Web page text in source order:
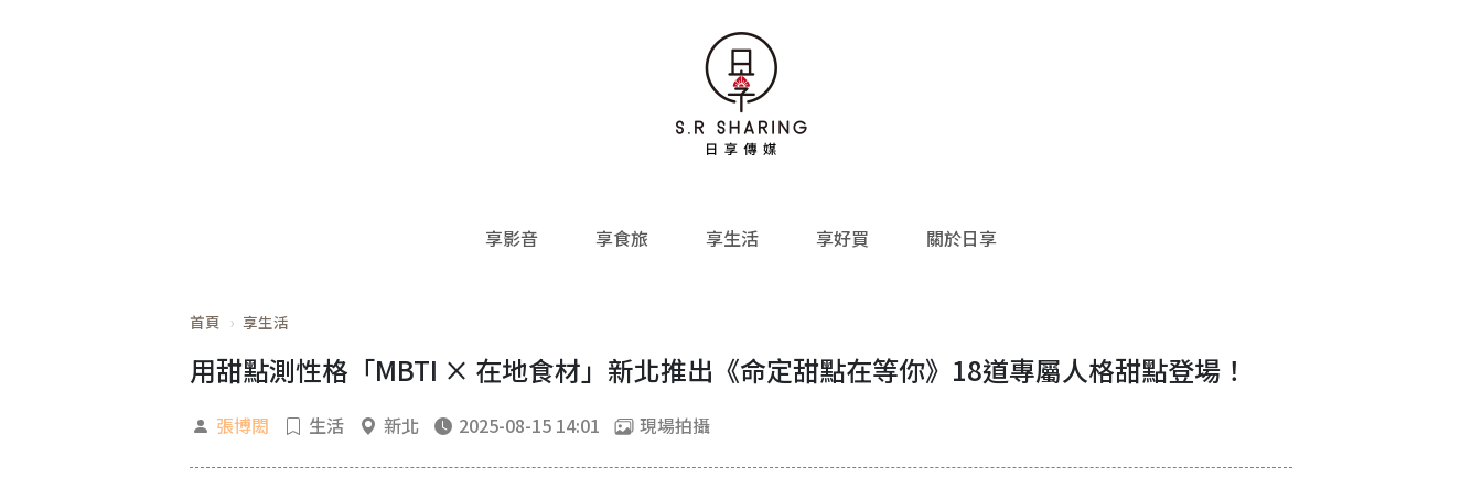
享影音 享食旅 享生活 享好買 關於日享
首頁 享生活
用甜點測性格「MBTI × 在地食材」新北推出《命定甜點在等你》18道專屬人格甜點登場！
張博閎 生活 新北 2025-08-15 14:01 現場拍攝